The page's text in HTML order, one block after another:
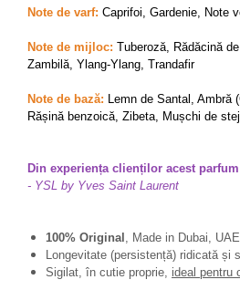
Note de varf: Caprifoi, Gardenie, Note
Note de mijloc: Tuberoză, Rădăcină
Zambilă, Ylang-Ylang, Trandafir
Note de bază: Lemn de Santal, Ambră
Rășină benzoică, Zibeta, Mușchi de
Din experiența clienților acest
- YSL by Yves Saint Laurent
100% Original , Made in Dubai,
Longevitate (persistență) ridicată și
Sigilat, în cutie proprie, ideal pentru